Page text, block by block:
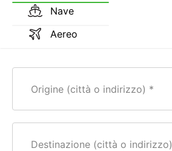
Nave
Aereo
Origine (città o indirizzo)
Destinazione (città o indirizzo)